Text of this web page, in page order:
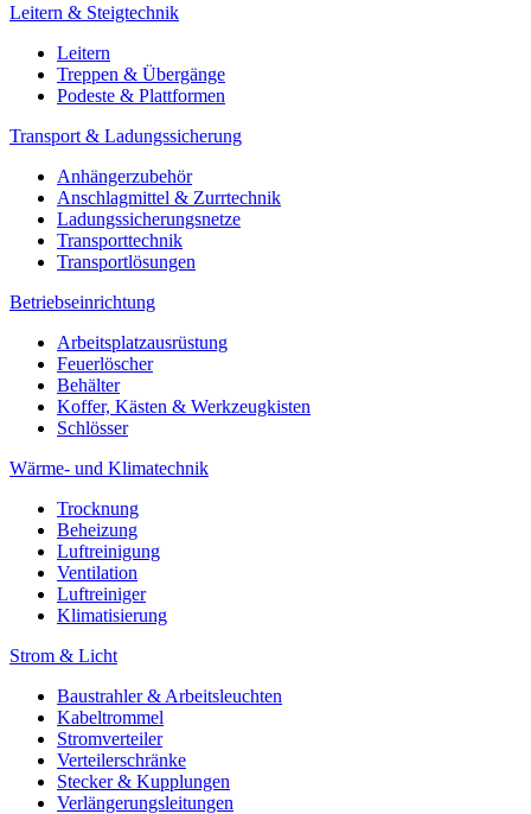
Leitern & Steigtechnik
Leitern
Treppen & Übergänge
Podeste & Plattformen
Transport & Ladungssicherung
Anhängerzubehör
Anschlagmittel & Zurrtechnik
Ladungssicherungsnetze
Transporttechnik
Transportlösungen
Betriebseinrichtung
Arbeitsplatzausrüstung
Feuerlöscher
Behälter
Koffer, Kästen & Werkzeugkisten
Schlösser
Wärme- und Klimatechnik
Trocknung
Beheizung
Luftreinigung
Ventilation
Luftreiniger
Klimatisierung
Strom & Licht
Baustrahler & Arbeitsleuchten
Kabeltrommel
Stromverteiler
Verteilerschränke
Stecker & Kupplungen
Verlängerungs­leitungen